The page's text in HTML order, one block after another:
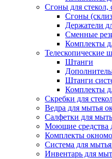
Сгоны для стекол,
Сгоны
Держатели
Сменные
Комплекты
Телескопические
Штанги
Штанги
Комплекты
Скребки для
Ведра для мытья
Салфетки для
Моющие средства
Комплекты
Система для
Инвентарь для